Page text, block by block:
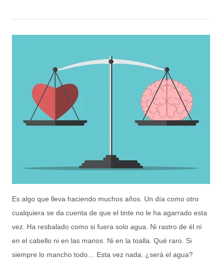
Es algo que lleva haciendo muchos años. Un día como otro
cualquiera se da cuenta de que el tinte no le ha agarrado esta
vez. Ha resbalado como si fuera solo agua. Ni rastro de él ni
en el cabello ni en las manos. Ni en la toalla. Qué raro. Si
siempre lo mancho todo… Esta vez nada. ¿será el agua?